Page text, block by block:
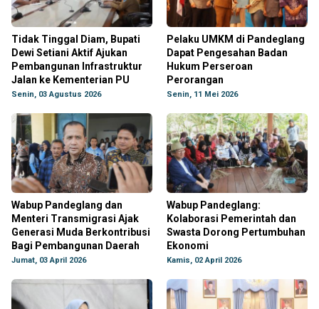
Tidak Tinggal Diam, Bupati
Dewi Setiani Aktif Ajukan
Pembangunan Infrastruktur
Jalan ke Kementerian PU
Senin, 03 Agustus 2026
Pelaku UMKM di Pandeglang
Dapat Pengesahan Badan
Hukum Perseroan
Perorangan
Senin, 11 Mei 2026
Wabup Pandeglang dan
Menteri Transmigrasi Ajak
Generasi Muda Berkontribusi
Bagi Pembangunan Daerah
Jumat, 03 April 2026
Wabup Pandeglang:
Kolaborasi Pemerintah dan
Swasta Dorong Pertumbuhan
Ekonomi
Kamis, 02 April 2026